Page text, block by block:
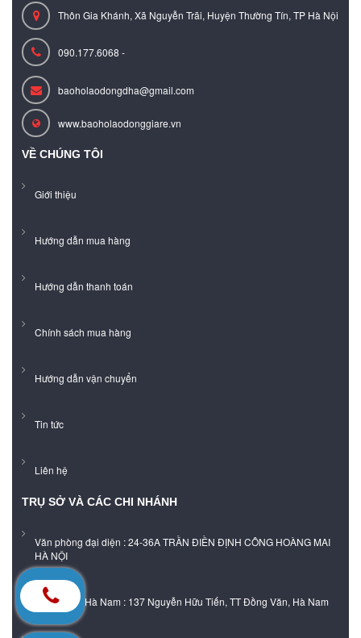
Thôn Gia Khánh, Xã Nguyễn Trãi, Huyện Thường Tín, TP Hà Nội
090.177.6068 -
baoholaodongdha@gmail.com
www.baoholaodonggiare.vn
VỀ CHÚNG TÔI
Giới thiệu
Hướng dẫn mua hàng
Hướng dẫn thanh toán
Chính sách mua hàng
Hướng dẫn vận chuyển
Tin tức
Liên hệ
TRỤ SỞ VÀ CÁC CHI NHÁNH
Văn phòng đại diện : 24-36A TRẦN ĐIỀN ĐỊNH CÔNG HOÀNG MAI
HÀ NỘI
Showroom Hà Nam : 137 Nguyễn Hữu Tiến, TT Đồng Văn, Hà Nam